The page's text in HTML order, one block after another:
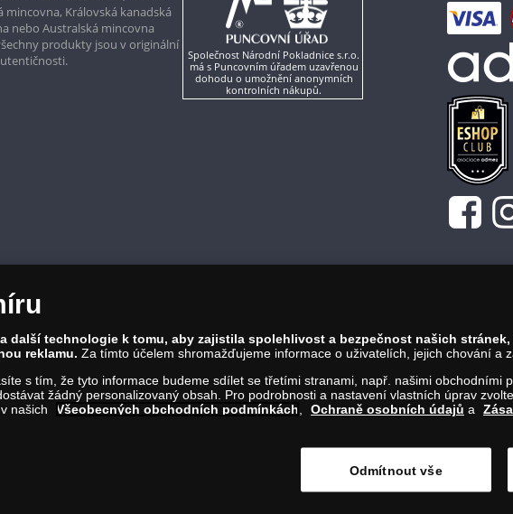
Královská kanadská
nebo Australská mincovna
produkty jsou v originální
Společnost Národní Pokladnice s.r.o.
má s Puncovním úřadem uzavřenou
dohodu o umožnění anonymních
kontrolních nákupů.
8; Tel.: 810 100 500
146644
další technologie k tomu, aby zajistila spolehlivost a bezpečnost našich
reklamu. Za tímto účelem shromažďujeme informace o uživatelích, jejich chování a
s tím, že tyto informace budeme sdílet se třetími stranami, např. našimi obchodními
žádný personalizovaný obsah. Pro podrobnosti a nastavení vlastních úprav
našich
Všeobecných obchodních podmínkách Ochraně osobních údajů a
Odmítnout vše